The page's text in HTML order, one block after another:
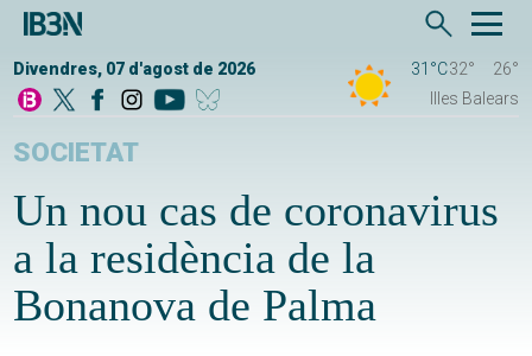
Divendres, 07 d'agost de 2026 31°C32°
26°
Illes Balears
SOCIETAT
Un nou cas de coronavirus
a la residència de la
Bonanova de Palma